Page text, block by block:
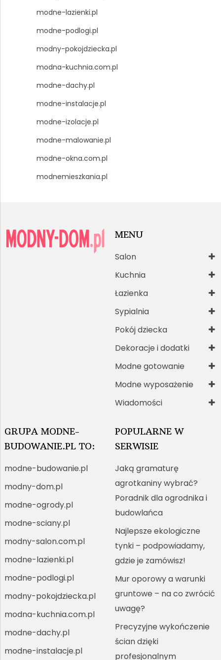
modne-lazienki.pl
modne-podlogi.pl
modny-pokojdziecka.pl
modna-kuchnia.com.pl
modne-dachy.pl
modne-instalacje.pl
modne-izolacje.pl
modne-malowanie.pl
modne-okna.com.pl
modnemieszkania.pl
MENU
Salon
Kuchnia
Łazienka
Sypialnia
Pokój dziecka
Dekoracje i dodatki
Modne gotowanie
Modne wyposażenie
Wiadomości
GRUPA MODNE-
BUDOWANIE.PL TO:
modne-budowanie.pl
modny-dom.pl
modne-ogrody.pl
modne-sciany.pl
modny-salon.com.pl
modne-lazienki.pl
modne-podlogi.pl
modny-pokojdziecka.pl
modna-kuchnia.com.pl
modne-dachy.pl
modne-instalacje.pl
POPULARNE W
SERWISIE
Jaką gramaturę
agrotkaniny wybrać?
Poradnik dla ogrodnika i
budowlańca
Najlepsze ekologiczne
tynki – podpowiadamy,
gdzie je zamówisz!
Mur oporowy a warunki
gruntowe – na co zwrócić
uwagę?
Precyzyjne wykończenie
ścian dzięki
profesjonalnym